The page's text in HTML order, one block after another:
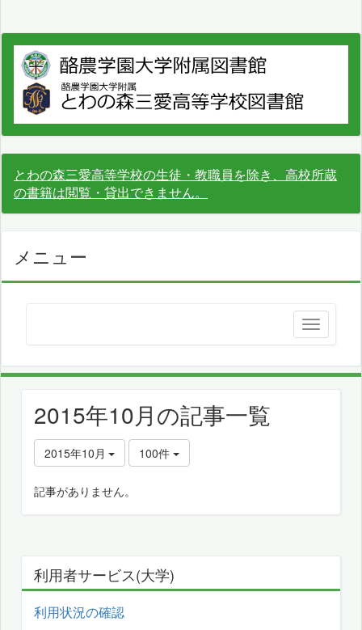
とわの森三愛高等学校の生徒・教職員を除き、高校所蔵
の書籍は閲覧・貸出できません。
メニュー
2015年10月の記事一覧
2015年10月 100件
記事がありません。
利用者サービス(大学)
利用状況の確認